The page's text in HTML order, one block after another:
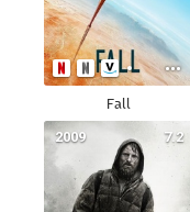
Fall
7.2
2009